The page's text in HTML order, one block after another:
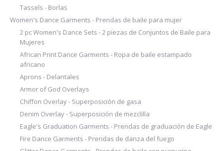
Tassels - Borlas
Women's Dance Garments - Prendas de baile para mujer
2 pc Women's Dance Sets - 2 piezas de Conjuntos de Baile para
Mujeres
African Print Dance Garments - Ropa de baile estampado
africano
Aprons - Delantales
Armor of God Overlays
Chiffon Overlay - Superposición de gasa
Denim Overlay - Superposición de mezclilla
Eagle's Graduation Garments - Prendas de graduación de Eagle
Fire Dance Garments - Prendas de danza del fuego